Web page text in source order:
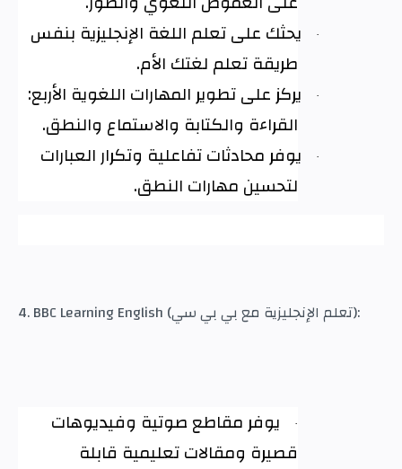
·
يحثك على تعلم اللغة الإنجليزية بنفس
طريقة تعلم لغتك الأم.
·
يركز على تطوير المهارات اللغوية الأربع:
القراءة والكتابة والاستماع والنطق.
·
يوفر محادثات تفاعلية وتكرار العبارات
لتحسين مهارات النطق.
4. BBC Learning English (تعلم الإنجليزية مع بي بي سي):
·
يوفر مقاطع صوتية وفيديوهات
قصيرة ومقالات تعليمية قابلة